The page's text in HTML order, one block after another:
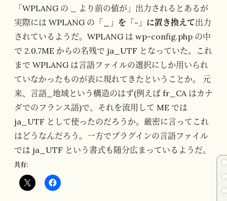
「WPLANG の _ より前の値が」出力されるとあるが
実際には WPLANG の 「_」を「-」に置き換えて出力
されているようだ。WPLANG は wp-config.php の中
で 2.0.7ME からの名残で ja_UTF となっていた。これ
まで WPLANG は言語ファイルの選択にしか用いられ
ていなかったものが表に現れてきたということか。 元
来、言語_地域という構造のはず(例えば fr_CA はカナ
ダでのフランス語)で、それを流用して ME では
ja_UTF として使ったのだろうか。厳密に言ってこれ
はどうなんだろう。一方でプラグインの言語ファイル
では ja_UTF という書式も随分広まっているようだ。
共有: